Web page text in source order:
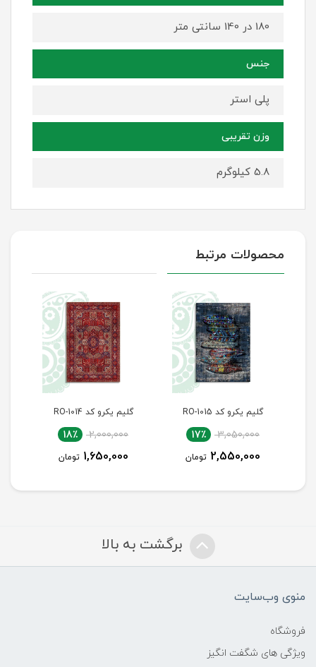
180 در 140 سانتی متر
جنس
پلی استر
وزن تقریبی
5.8 کیلوگرم
محصولات مرتبط
گلیم یکرو کد RO-1014
2,000,000
1,650,000
گلیم یکرو کد RO-1011
2,000,000
1,650,000
برگشت به بالا
منوی وب‌سایت
فروشگاه
ویژگی های شگفت انگیز